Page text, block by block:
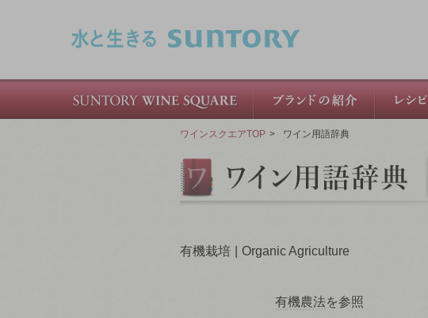
ワインスクエアTOP > ワイン用語辞典
有機栽培 Organic Agriculture
有機農法を参照